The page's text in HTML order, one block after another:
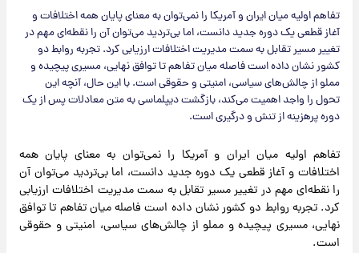
تفاهم اولیه میان ایران و آمریکا را نمی‌توان به معنای پایان همه اختلافات و
آغاز قطعی یک دوره جدید دانست، اما بی‌تردید می‌توان آن را نقطه‌ای مهم در
تغییر مسیر تقابل به سمت مدیریت اختلافات ارزیابی کرد. تجربه روابط دو
کشور نشان داده است فاصله میان تفاهم تا توافق نهایی، مسیری پیچیده و
مملو از چالش‌های سیاسی، امنیتی و حقوقی است. با این حال، آنچه این
تحول را واجد اهمیت می‌کند، بازگشت دیپلماسی به متن معادلات پس از یک
دوره پرهزینه از تنش و درگیری است.
تفاهم اولیه میان ایران و آمریکا را نمی‌توان به معنای پایان همه
اختلافات و آغاز قطعی یک دوره جدید دانست، اما بی‌تردید می‌توان آن
را نقطه‌ای مهم در تغییر مسیر تقابل به سمت مدیریت اختلافات ارزیابی
کرد. تجربه روابط دو کشور نشان داده است فاصله میان تفاهم تا توافق
نهایی، مسیری پیچیده و مملو از چالش‌های سیاسی، امنیتی و حقوقی
است.